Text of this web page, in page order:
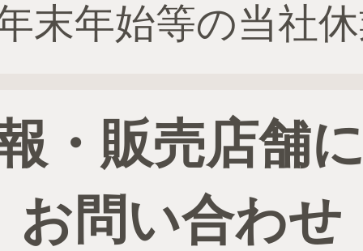
末年始等の当社
・販売店舗
お問い合わせ